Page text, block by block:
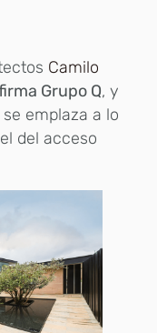
Camilo
Grupo Q, y
se emplaza a lo
del acceso